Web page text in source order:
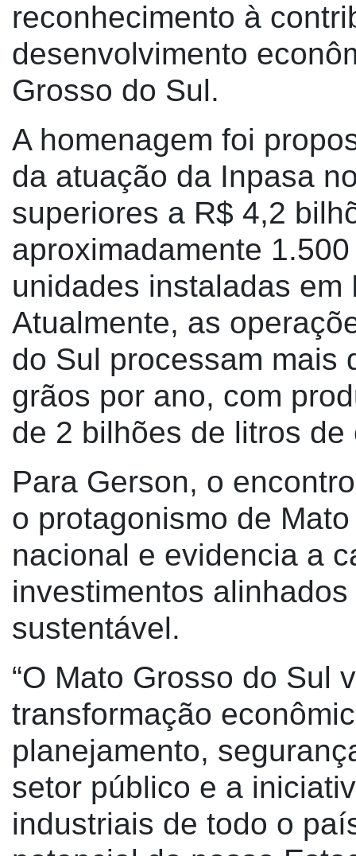
reconhecimento à
desenvolvimento
Grosso do Sul.
A homenagem foi
da atuação da Inpasa
superiores a R$ 4,2
aproximadamente
unidades instaladas
Atualmente, as
do Sul processam mais
grãos por ano, com
de 2 bilhões de litros de
Para Gerson, o
o protagonismo de
nacional e evidencia a
investimentos
sustentável.
“O Mato Grosso do Sul
transformação
planejamento,
setor público e a
industriais de todo o